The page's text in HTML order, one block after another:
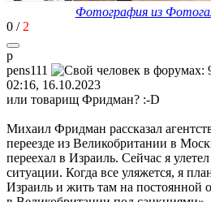
Фотография из
0 / 2
p
pens111
02:16, 16.10.2023
или товарищ Фридман? :-D
Михаил Фридман рассказал
переезде из Великобритании в
переехал в Израиль. Сейчас я
ситуации. Когда все уляжется, я
Израиль и жить там на постоянной